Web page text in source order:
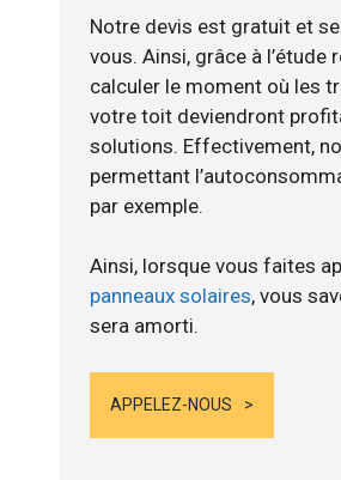
Notre devis est gratuit et
vous. Ainsi, grâce à
calculer le moment où les
votre toit deviendront
solutions. Effectivement,
permettant
par exemple.
Ainsi, lorsque vous faites
panneaux solaires, vous
sera amorti.
APPELEZ-NOUS